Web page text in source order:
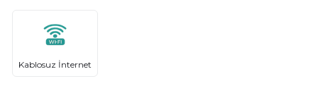
Kablosuz İnternet